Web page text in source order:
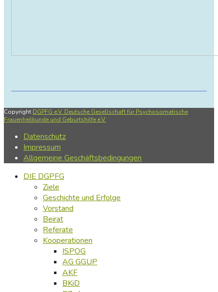
Copyright DGPFG e.V. Deutsche Gesellschaft für Psychosomatische
Frauenheilkunde und Geburtshilfe e.V.
Datenschutz
Impressum
Allgemeine Geschäftsbedingungen
DIE DGPFG
Ziele
Geschichte und Erfolge
Vorstand
Beirat
Referate
Kooperationen
ISPOG
AG GGUP
AKF
BKiD